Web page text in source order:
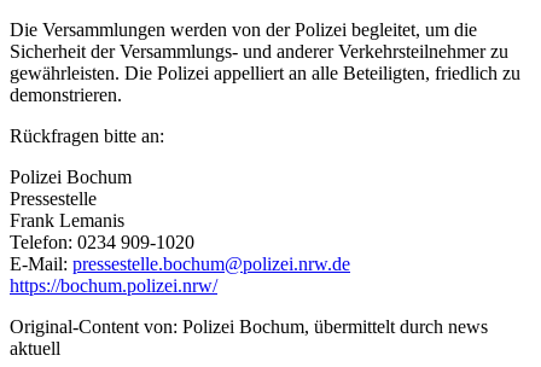
Die Versammlungen werden von der Polizei begleitet, um die
Sicherheit der Versammlungs- und anderer Verkehrsteilnehmer zu
gewährleisten. Die Polizei appelliert an alle Beteiligten, friedlich zu
demonstrieren.
Rückfragen bitte an:
Polizei Bochum
Pressestelle
Frank Lemanis
Telefon: 0234 909-1020
E-Mail: pressestelle.bochum@polizei.nrw.de
https://bochum.polizei.nrw/
Original-Content von: Polizei Bochum, übermittelt durch news
aktuell